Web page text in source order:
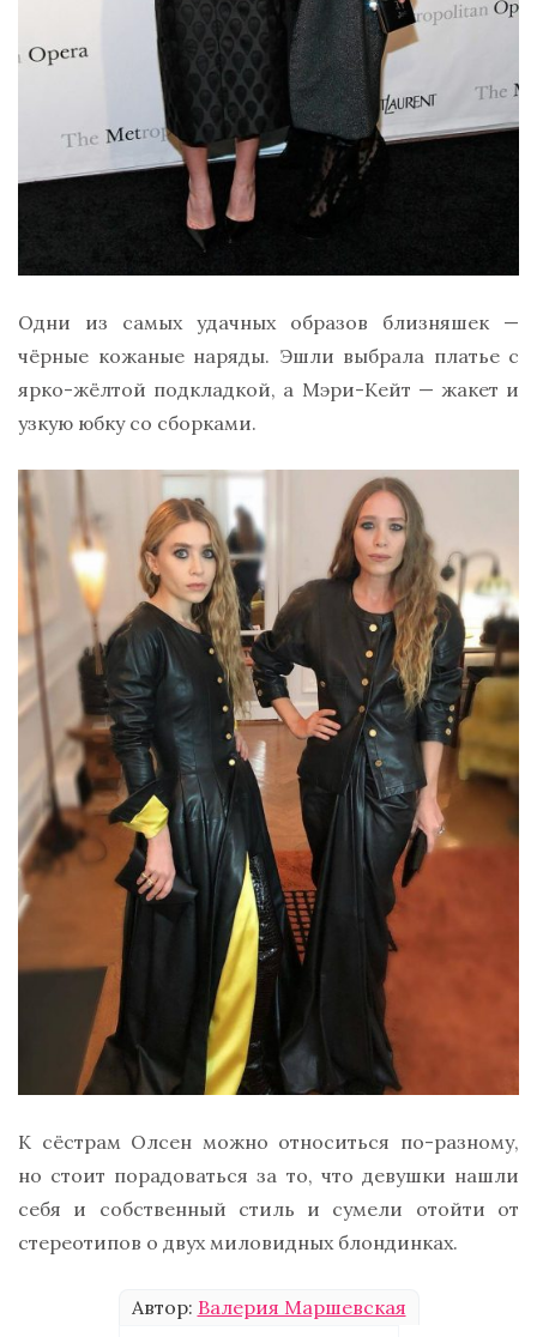
Одни из самых удачных образов близняшек —
чёрные кожаные наряды. Эшли выбрала платье с
ярко-жёлтой подкладкой, а Мэри-Кейт — жакет и
узкую юбку со сборками.
К сёстрам Олсен можно относиться по-разному,
но стоит порадоваться за то, что девушки нашли
себя и собственный стиль и сумели отойти от
стереотипов о двух миловидных блондинках.
Автор: Валерия Маршевская